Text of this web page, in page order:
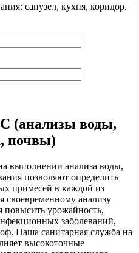
санузел, кухня, коридор.
(анализы воды,
почвы)
выполнении анализа воды,
позволяют определить
примесей в каждой из
своевременному анализу
повысить урожайность,
заболеваний,
Наша санитарная служба на
высокоточные